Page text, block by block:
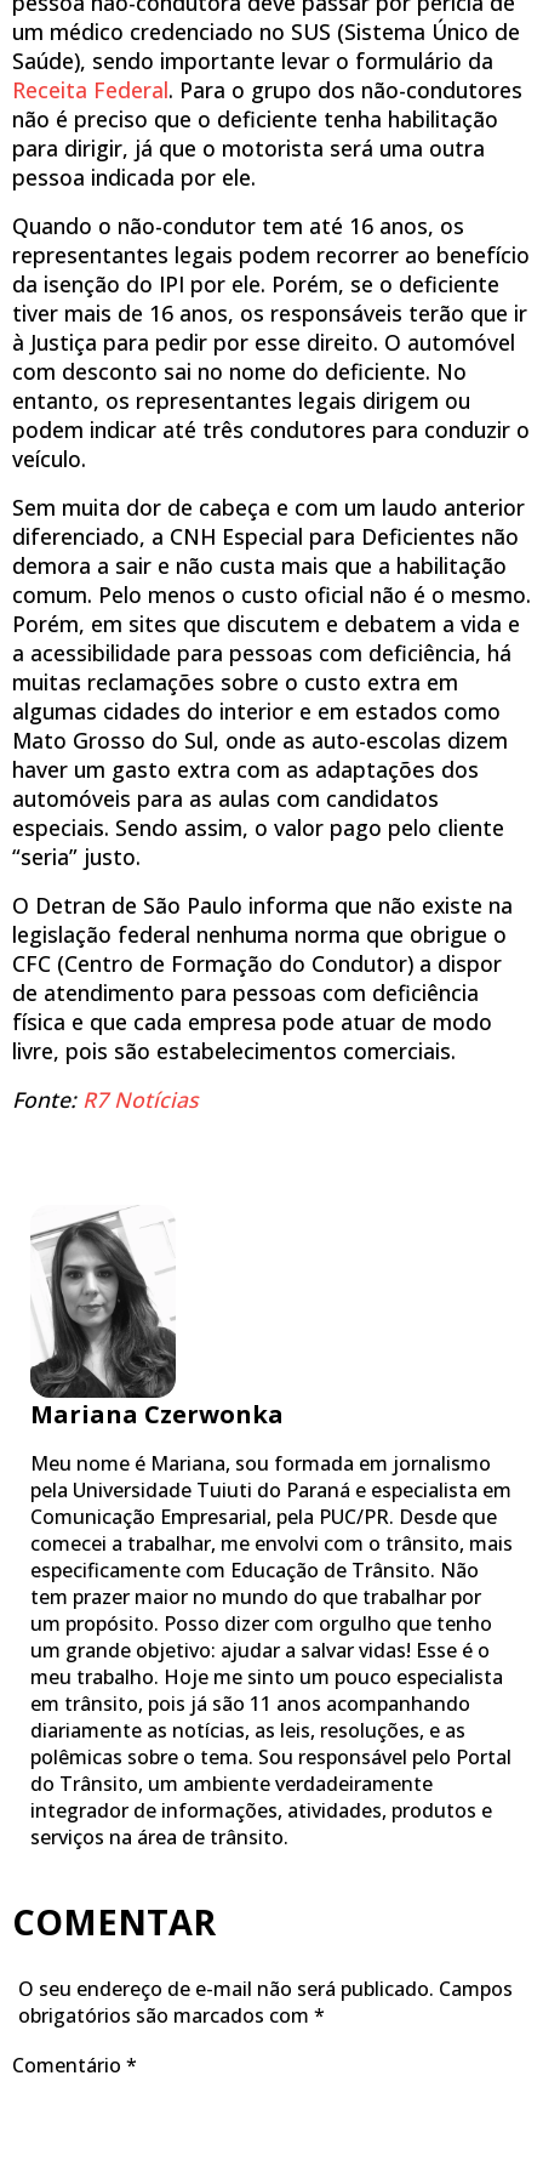
um médico credenciado no SUS (Sistema Único de
Saúde), sendo importante levar o formulário da
Receita Federal. Para o grupo dos não-condutores
não é preciso que o deficiente tenha habilitação
para dirigir, já que o motorista será uma outra
pessoa indicada por ele.
Quando o não-condutor tem até 16 anos, os
representantes legais podem recorrer ao benefício
da isenção do IPI por ele. Porém, se o deficiente
tiver mais de 16 anos, os responsáveis terão que ir
à Justiça para pedir por esse direito. O automóvel
com desconto sai no nome do deficiente. No
entanto, os representantes legais dirigem ou
podem indicar até três condutores para conduzir o
veículo.
Sem muita dor de cabeça e com um laudo anterior
diferenciado, a CNH Especial para Deficientes não
demora a sair e não custa mais que a habilitação
comum. Pelo menos o custo oficial não é o mesmo.
Porém, em sites que discutem e debatem a vida e
a acessibilidade para pessoas com deficiência, há
muitas reclamações sobre o custo extra em
algumas cidades do interior e em estados como
Mato Grosso do Sul, onde as auto-escolas dizem
haver um gasto extra com as adaptações dos
automóveis para as aulas com candidatos
especiais. Sendo assim, o valor pago pelo cliente
“seria” justo.
O Detran de São Paulo informa que não existe na
legislação federal nenhuma norma que obrigue o
CFC (Centro de Formação do Condutor) a dispor
de atendimento para pessoas com deficiência
física e que cada empresa pode atuar de modo
livre, pois são estabelecimentos comerciais.
Fonte: R7 Notícias
Mariana Czerwonka
Meu nome é Mariana, sou formada em jornalismo
pela Universidade Tuiuti do Paraná e especialista em
Comunicação Empresarial, pela PUC/PR. Desde que
comecei a trabalhar, me envolvi com o trânsito, mais
especificamente com Educação de Trânsito. Não
tem prazer maior no mundo do que trabalhar por
um propósito. Posso dizer com orgulho que tenho
um grande objetivo: ajudar a salvar vidas! Esse é o
meu trabalho. Hoje me sinto um pouco especialista
em trânsito, pois já são 11 anos acompanhando
diariamente as notícias, as leis, resoluções, e as
polêmicas sobre o tema. Sou responsável pelo Portal
do Trânsito, um ambiente verdadeiramente
integrador de informações, atividades, produtos e
serviços na área de trânsito.
COMENTAR
O seu endereço de e-mail não será publicado. Campos
obrigatórios são marcados com *
Comentário *